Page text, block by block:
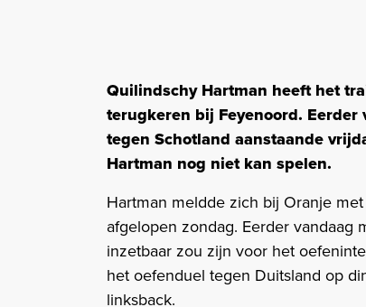
Quilindschy Hartman heeft het
terugkeren bij Feyenoord.
tegen Schotland aanstaande
Hartman nog niet kan spelen.
Hartman meldde zich bij Oranje
afgelopen zondag. Eerder vandaag
inzetbaar zou zijn voor het
het oefenduel tegen Duitsland op
linksback.